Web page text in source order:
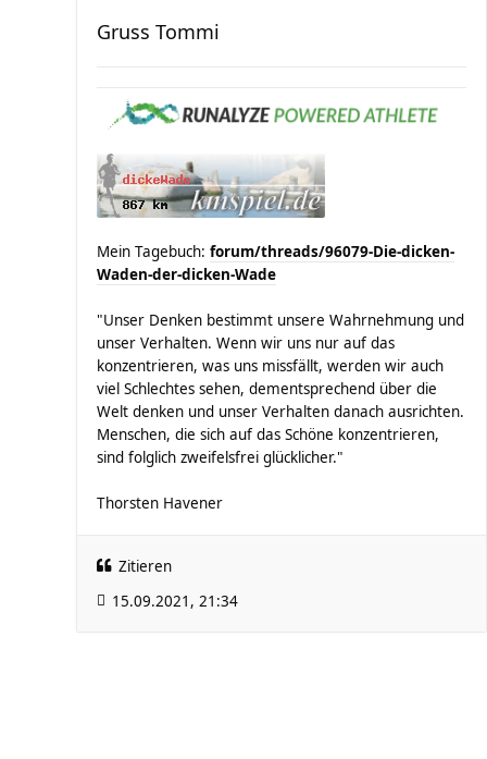
Gruss Tommi
Mein Tagebuch: forum/threads/96079-Die-dicken-
Waden-der-dicken-Wade
"Unser Denken bestimmt unsere Wahrnehmung und
unser Verhalten. Wenn wir uns nur auf das
konzentrieren, was uns missfällt, werden wir auch
viel Schlechtes sehen, dementsprechend über die
Welt denken und unser Verhalten danach ausrichten.
Menschen, die sich auf das Schöne konzentrieren,
sind folglich zweifelsfrei glücklicher."
Thorsten Havener
Zitieren
15.09.2021, 21:34